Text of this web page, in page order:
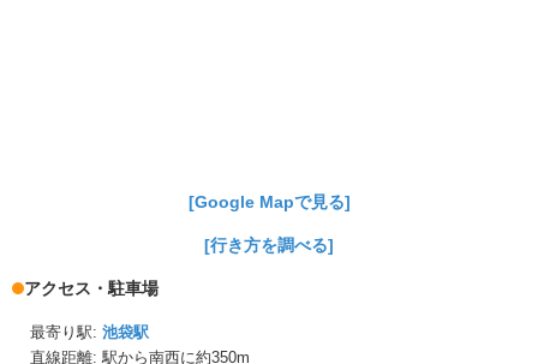
[Google Mapで見る]
[行き方を調べる]
アクセス・駐車場
最寄り駅: 池袋駅
直線距離: 駅から南西に約350m